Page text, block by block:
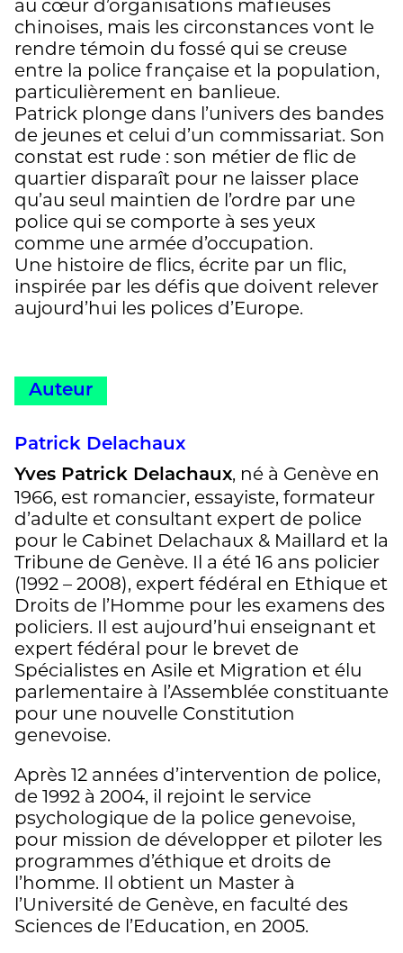
au cœur d’organisations mafieuses
chinoises, mais les circonstances vont le
rendre témoin du fossé qui se creuse
entre la police française et la population,
particulièrement en banlieue.
Patrick plonge dans l’univers des bandes
de jeunes et celui d’un commissariat. Son
constat est rude : son métier de flic de
quartier disparaît pour ne laisser place
qu’au seul maintien de l’ordre par une
police qui se comporte à ses yeux
comme une armée d’occupation.
Une histoire de flics, écrite par un flic,
inspirée par les défis que doivent relever
aujourd’hui les polices d’Europe.
Auteur
Patrick Delachaux
Yves Patrick Delachaux, né à Genève en
1966, est romancier, essayiste, formateur
d’adulte et consultant expert de police
pour le Cabinet Delachaux & Maillard et la
Tribune de Genève. Il a été 16 ans policier
(1992 – 2008), expert fédéral en Ethique et
Droits de l’Homme pour les examens des
policiers. Il est aujourd’hui enseignant et
expert fédéral pour le brevet de
Spécialistes en Asile et Migration et élu
parlementaire à l’Assemblée constituante
pour une nouvelle Constitution
genevoise.
Après 12 années d’intervention de police,
de 1992 à 2004, il rejoint le service
psychologique de la police genevoise,
pour mission de développer et piloter les
programmes d’éthique et droits de
l’homme. Il obtient un Master à
l’Université de Genève, en faculté des
Sciences de l’Education, en 2005.